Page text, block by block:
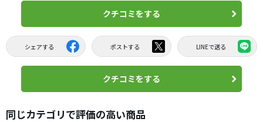
クチコミをする
シェアする ポストする LINEで送る
クチコミをする
同じカテゴリで評価の高い商品